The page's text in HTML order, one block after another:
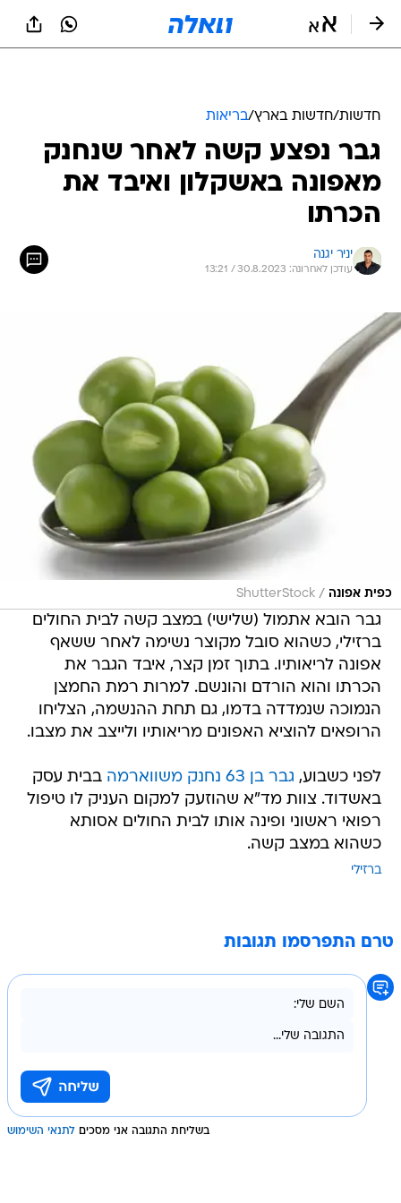
חדשות/חדשות בארץ/בריאות
גבר נפצע קשה לאחר שנחנק
מאפונה באשקלון ואיבד את
הכרתו
יניר יגנה
עודכן לאחרונה: 30.8.2023 / 13:21
כפית אפונה /
ShutterStock
גבר הובא אתמול (שלישי) במצב קשה לבית החולים
ברזילי, כשהוא סובל מקוצר נשימה לאחר ששאף
אפונה לריאותיו. בתוך זמן קצר, איבד הגבר את
הכרתו והוא הורדם והונשם. למרות רמת החמצן
הנמוכה שנמדדה בדמו, גם תחת ההנשמה, הצליחו
הרופאים להוציא האפונים מריאותיו ולייצב את מצבו.
לפני כשבוע, גבר בן 63 נחנק משווארמה
בבית עסק
באשדוד. צוות מד"א שהוזעק למקום העניק לו טיפול
רפואי ראשוני ופינה אותו לבית החולים אסותא
כשהוא במצב קשה.
ברזילי
טרם התפרסמו תגובות
בשליחת התגובה אני מסכים לתנאי השימוש